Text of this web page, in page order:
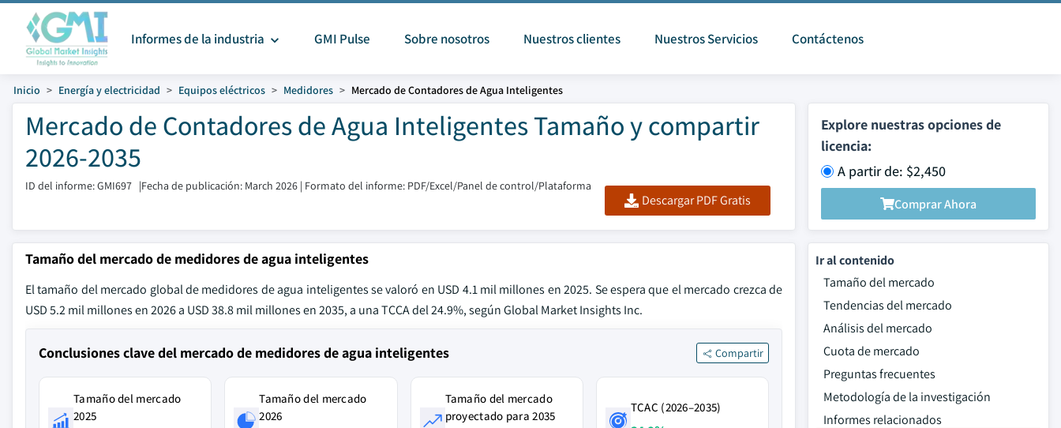
Informes de la industria GMI Pulse Sobre nosotros Nuestros clientes Nuestros Servicios Contáctenos
Inicio Energía y electricidad Equipos eléctricos Medidores Mercado de Contadores de Agua Inteligentes
Mercado de Contadores de Agua Inteligentes Tamaño y compartir
2026-2035
ID del informe: GMI697 |Fecha de publicación: March 2026 | Formato del informe: PDF/Excel/Panel de control/Plataforma
Descargar PDF Gratis
Explore nuestras opciones de
licencia:
A partir de: $2,450
Comprar Ahora
Tamaño del mercado de medidores de agua inteligentes
El tamaño del mercado global de medidores de agua inteligentes se valoró en USD 4.1 mil millones en 2025. Se espera que el mercado crezca de
USD 5.2 mil millones en 2026 a USD 38.8 mil millones en 2035, a una TCCA del 24.9%, según Global Market Insights Inc.
Conclusiones clave del mercado de medidores de agua inteligentes Compartir
Tamaño del mercado
2025
Tamaño del mercado
2026
Tamaño del mercado
proyectado para 2035
TCAC (2026–2035)
Ir al contenido
Tamaño del mercado
Tendencias del mercado
Análisis del mercado
Cuota de mercado
Preguntas frecuentes
Metodología de la investigación
Informes relacionados